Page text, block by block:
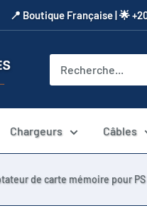
​📍​ Boutique Française | 🌟
Chargeurs Câbles
de carte mémoire pour